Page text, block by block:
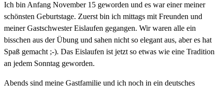
Ich bin Anfang November 15 geworden und es war einer meiner
schönsten Geburtstage. Zuerst bin ich mittags mit Freunden und
meiner Gastschwester Eislaufen gegangen. Wir waren alle ein
bisschen aus der Übung und sahen nicht so elegant aus, aber es hat
Spaß gemacht ;-). Das Eislaufen ist jetzt so etwas wie eine Tradition
an jedem Sonntag geworden.
Abends sind meine Gastfamilie und ich noch in ein deutsches